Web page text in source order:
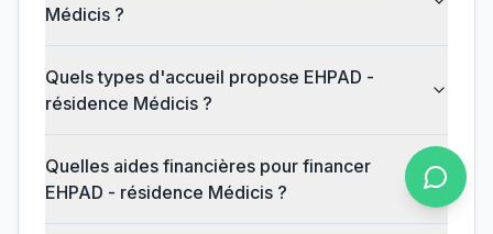
Médicis ?
Quels types d'accueil propose EHPAD -
résidence Médicis ?
Quelles aides financières pour financer
EHPAD - résidence Médicis ?